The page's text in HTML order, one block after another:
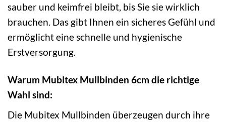
sauber und keimfrei bleibt, bis Sie sie wirklich
brauchen. Das gibt Ihnen ein sicheres Gefühl und
ermöglicht eine schnelle und hygienische
Erstversorgung.
Warum Mubitex Mullbinden 6cm die richtige
Wahl sind:
Die Mubitex Mullbinden überzeugen durch ihre